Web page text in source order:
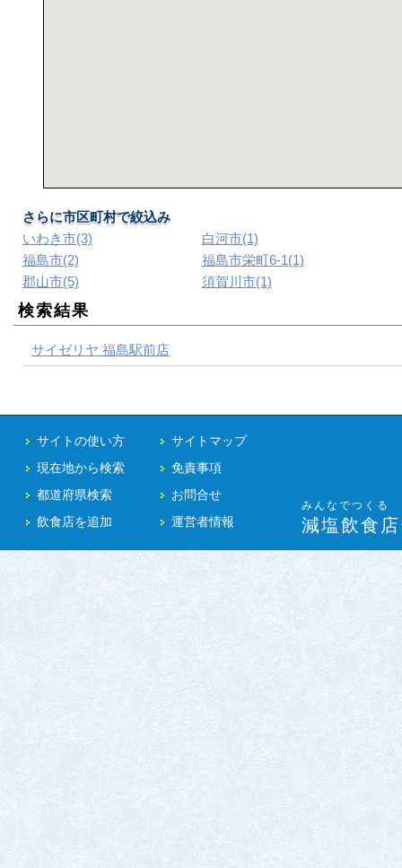
さらに市区町村で絞込み
いわき市(3)
白河市(1)
福島市(2)
福島市栄町6-1(1)
郡山市(5)
須賀川市(1)
検索結果
サイゼリヤ 福島駅前店
サイトの使い方
現在地から検索
都道府県検索
飲食店を追加
サイトマップ
免責事項
お問合せ
運営者情報
みんなでつくる
減塩飲食